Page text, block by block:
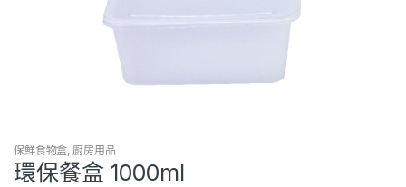
保鮮食物盒, 廚房用品
環保餐盒 1000ml